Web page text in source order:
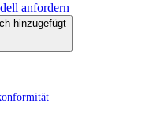
anfordern
hinzugefügt